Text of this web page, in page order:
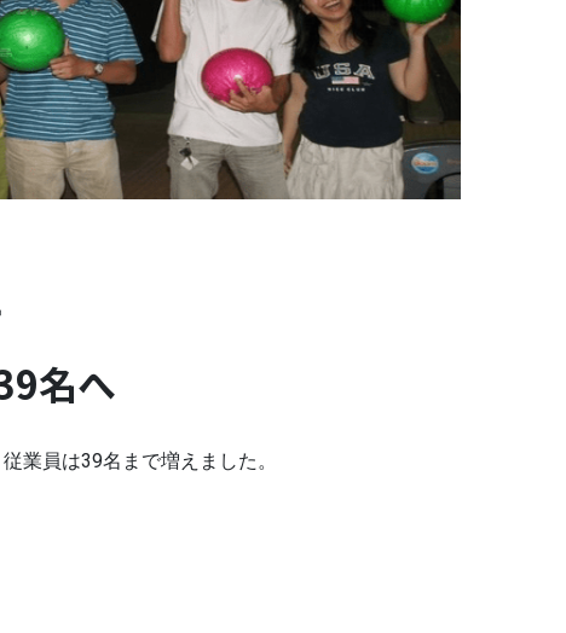
名へ
業員は39名まで増えました。